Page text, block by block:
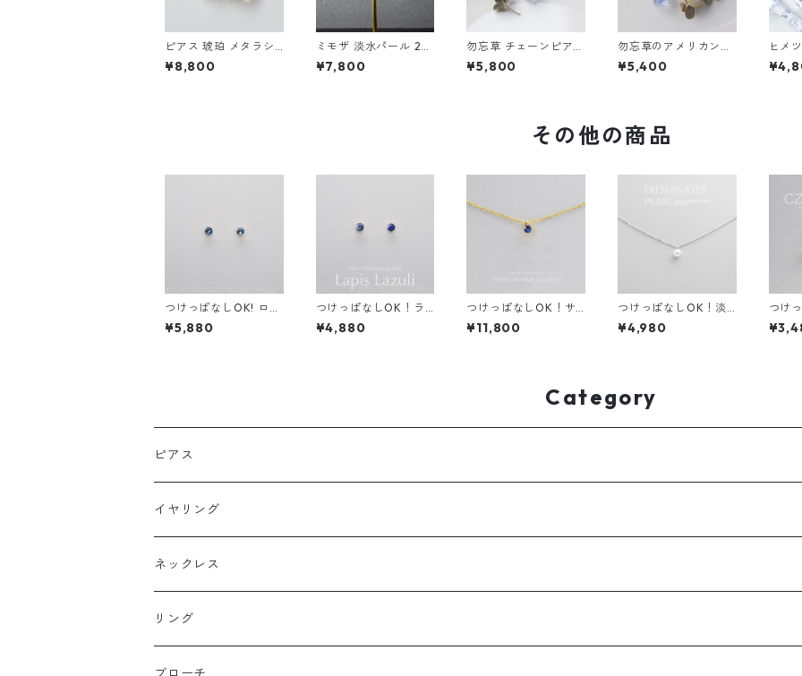
ピアス 琥珀 メタラシ
ア ステンレス ゴール
ド ギフト 誕生日プレ
¥8,800
ミモザ 淡水パール 2w
ayピアス ステンレス
ギフト 誕生日プレゼン
¥7,800
勿忘草 チェーンピアス
とスワロフスキーのス
タッズピアス ギフト
¥5,800
勿忘草のアメリカンピ
アス 片耳用 ギフト 誕
生日プレゼント ギフト
¥5,400
ヒメ
カン
スキ
その他の商品
つけっぱなしOK! ロン
ドンブルートパーズ ス
タッドピアス 宝石質A
¥5,880
つけっぱなしOK！ラ
ピスラズリ ピアス サ
ージカルステンレス 金
¥4,880
つけっぱなしOK！サ
ファイア 一粒ネックレ
ス AAA 金属アレルギ
¥11,800
つけっぱなしOK！淡
水パール 一粒ネックレ
ス サージカルステンレ
¥4,980
つけ
プル
ド キ
Category
ピアス
フックピアス
スタッドピアス
ニュースタイル
イヤリング
ネックレス
ラージサイズ
ミドルサイズ
リング